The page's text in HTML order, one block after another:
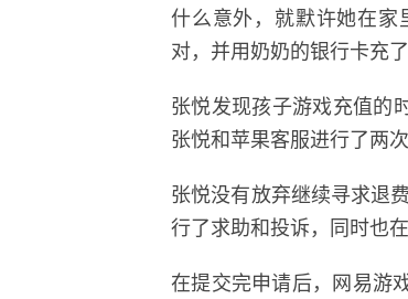
什么意外，就默许她在
对，并用奶奶的银行卡充了
张悦发现孩子游戏充值的
张悦和苹果客服进行了两
张悦没有放弃继续寻求退
行了求助和投诉，同时也
在提交完申请后，网易游